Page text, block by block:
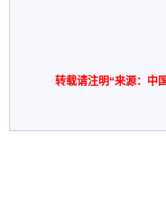
转载请注明“来源：中